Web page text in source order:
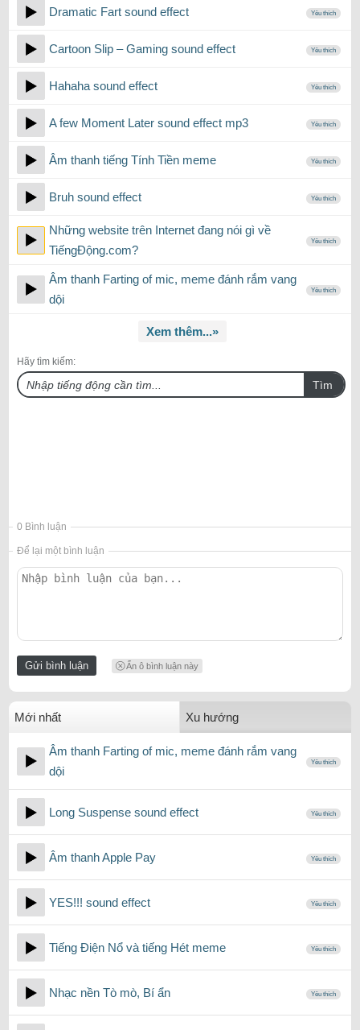
Dramatic Fart sound effect Yêu thích
Cartoon Slip – Gaming sound effect Yêu thích
Hahaha sound effect Yêu thích
A few Moment Later sound effect mp3 Yêu thích
Âm thanh tiếng Tính Tiền meme Yêu thích
Bruh sound effect Yêu thích
Những website trên Internet đang nói gì về
TiếngĐộng.com?
Yêu thích
Âm thanh Farting of mic, meme đánh rắm vang
dội
Yêu thích
Xem thêm...»
Hãy tìm kiếm:
Tìm
0 Bình luận
Để lại một bình luận
Ẩn ô bình luận này
Mới nhất Xu hướng
Âm thanh Farting of mic, meme đánh rắm vang
dội
Yêu thích
Long Suspense sound effect Yêu thích
Âm thanh Apple Pay Yêu thích
YES!!! sound effect Yêu thích
Tiếng Điện Nổ và tiếng Hét meme Yêu thích
Nhạc nền Tò mò, Bí ẩn Yêu thích